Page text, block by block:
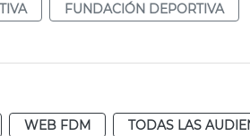
FUNDACIÓN DEPORTIVA
WEB FDM
TODAS LAS